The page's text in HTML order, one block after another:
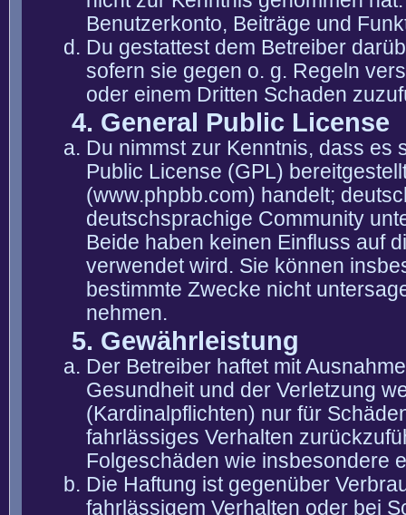
Benutzerkonto, Beiträge und
Du gestattest dem Betreiber
sofern sie gegen o. g. Regeln
oder einem Dritten Schaden
4. General Public License
Du nimmst zur Kenntnis, dass es
Public License (GPL)
(www.phpbb.com) handelt;
deutschsprachige Community
Beide haben keinen Einfluss auf
verwendet wird. Sie können
bestimmte Zwecke nicht
nehmen.
5. Gewährleistung
Der Betreiber haftet mit
Gesundheit und der Verletzung
(Kardinalpflichten) nur für
fahrlässiges Verhalten
Folgeschäden wie insbesondere
Die Haftung ist gegenüber
fahrlässigem Verhalten oder bei